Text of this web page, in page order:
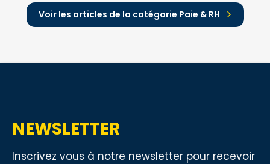
Voir les articles de la catégorie Paie & RH
NEWSLETTER
Inscrivez vous à notre newsletter pour recevoir